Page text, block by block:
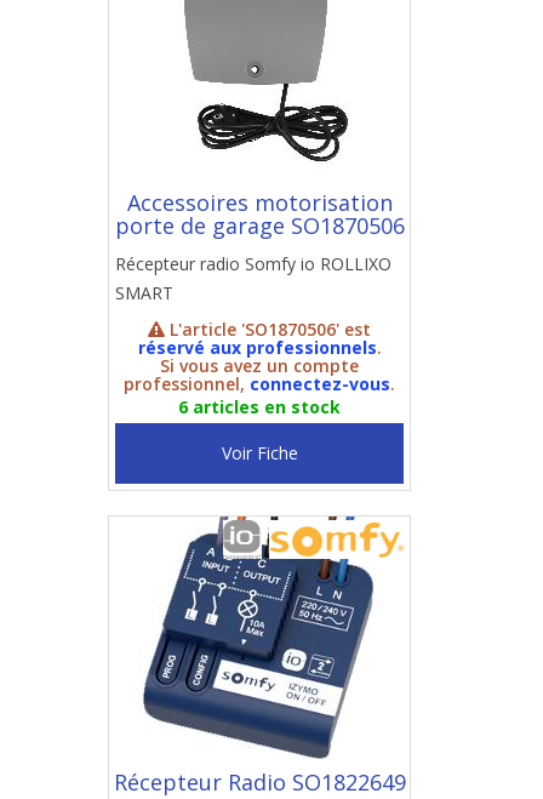
Accessoires motorisation
porte de garage SO1870506
Récepteur radio Somfy io ROLLIXO
SMART
L'article 'SO1870506' est
réservé aux professionnels.
Si vous avez un compte
professionnel, connectez-vous.
6 articles en stock
Voir Fiche
Récepteur Radio SO1822649